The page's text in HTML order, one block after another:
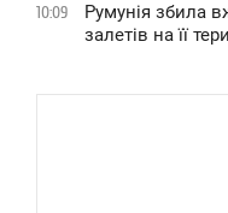
10:09
Румунія збила
залетів на її